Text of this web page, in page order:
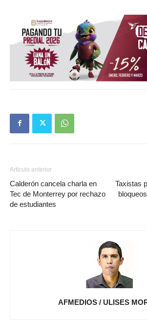
Artículo anterior
Calderón cancela charla en
Tec de Monterrey por rechazo
de estudiantes
Taxistas
AFMEDIOS / ULISES